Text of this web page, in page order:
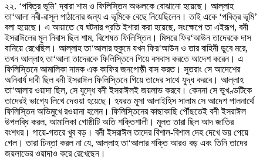
২২. ‘পবিত্র ভূমি’ দ্বারা শাম ও ফিলিস্তিন অঞ্চলকে বোঝানো হয়েছে। আল্লাহ
তা‘আলা নবী-রাসূল পাঠানোর জন্য এ ভূমিকে বেছে নিয়েছিলেন। তাই একে ‘পবিত্র ভূমি’
বলা হয়েছে। এ আয়াতে যে ঘটনার প্রতি ইশারা করা হয়েছে, সংক্ষেপে তা এইরূপ, বনী
ইসরাঈলের মূল নিবাস ছিল শাম, বিশেষত ফিলিস্তিন। মিসরে ফির‘আউন তাদেরকে দাস
বানিয়ে রেখেছিল। আল্লাহ তা‘আলার হুকুমে যখন ফির‘আউন ও তার বাহিনী ডুবে মরে,
তখন আল্লাহ তা‘আলা তাদেরকে ফিলিস্তিনে গিয়ে বসবাস করতে আদেশ করেন। এ
ফিলিস্তিনে আমালিকা নামক এক কাফির জনগোষ্ঠী বাস করত। সুতরাং সে আদেশের
অনিবার্য দাবী ছিল বনী ইসরাঈল ফিলিস্তিনে গিয়ে তাদের সাথে যুদ্ধ করবে। আল্লাহ
তা‘আলার ওয়াদা ছিল, সে যুদ্ধে বনী ইসরাঈলই জয়লাভ করবে। কেননা সে ভূখণ্ডটিকে
তাদেরই ভাগ্যে লিখে দেওয়া হয়েছে। হযরত মূসা আলাইহিস সালাম সে আদেশ পালনার্থে
ফিলিস্তিন অভিমুখে রওয়ানা হলেন। ফিলিস্তিনের কাছাকাছি পৌঁছতেই বনী ইসরাঈল
উপলব্ধি করল, আমালিকা গোষ্ঠীটি অতি শক্তিশালী। মূলত তারা ছিল আদ জাতির
বংশধর। গায়ে-গতরে খুব বড়। বনী ইসরাঈল তাদের বিশাল-বিশাল দেহ দেখে ভয় পেয়ে
গেল। তারা চিন্তা করল না যে, আল্লাহ তা‘আলার শক্তি আরও বড় এবং তিনি তাদের
জয়লাভের ওয়াদাও করে রেখেছেন।